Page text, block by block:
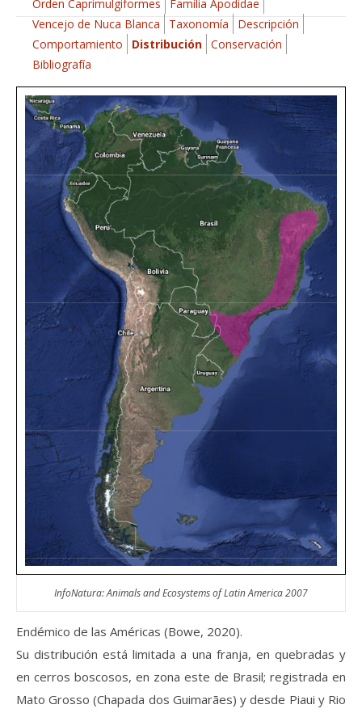
Orden Caprimulgiformes
Familia Apodidae
Vencejo de Nuca Blanca
Taxonomía
Descripción
Comportamiento
Distribución Conservación
Bibliografía
InfoNatura: Animals and Ecosystems of Latin America 2007
Endémico de las Américas (Bowe, 2020).
Su distribución está limitada a una franja, en quebradas y
en cerros boscosos, en zona este de Brasil; registrada en
Mato Grosso (Chapada dos Guimarães) y desde Piaui y Rio